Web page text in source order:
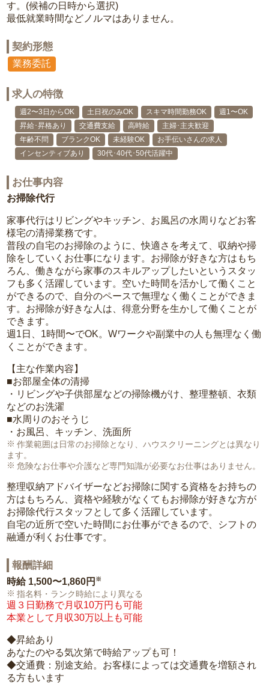
す。(候補の日時から選択)
最低就業時間などノルマはありません。
契約形態
業務委託
求人の特徴
週2〜3日からOK 土日祝のみOK スキマ時間勤務OK
週1〜OK
昇給･昇格あり
交通費支給 高時給
主婦･主夫歓迎
年齢不問
ブランクOK 未経験OK
お手伝いさんの求人
インセンティブあり
30代･40代･50代活躍中
お仕事内容
お掃除代行
家事代行はリビングやキッチン、お風呂の水周りなどお客
様宅の清掃業務です。
普段の自宅のお掃除のように、快適さを考えて、収納や掃
除をしていくお仕事になります。お掃除が好きな方はもち
ろん、働きながら家事のスキルアップしたいというスタッ
フも多く活躍しています。空いた時間を活かして働くこと
ができるので、自分のペースで無理なく働くことができま
す。お掃除が好きな人は、得意分野を生かして働くことが
できます。
週1日、1時間〜でOK。Wワークや副業中の人も無理なく働
くことができます。
【主な作業内容】
■お部屋全体の清掃
・リビングや子供部屋などの掃除機がけ、整理整頓、衣類
などのお洗濯
■水周りのおそうじ
・お風呂、キッチン、洗面所
作業範囲は日常のお掃除となり、ハウスクリーニングとは異なり
ます。
危険なお仕事や介護など専門知識が必要なお仕事はありません。
整理収納アドバイザーなどお掃除に関する資格をお持ちの
方はもちろん、資格や経験がなくてもお掃除が好きな方が
お掃除代行スタッフとして多く活躍しています。
自宅の近所で空いた時間にお仕事ができるので、シフトの
融通が利くお仕事です。
報酬詳細
時給 1,500〜1,860円 ※
指名料・ランク時給により異なる
週３日勤務で月収10万円も可能
本業として月収30万以上も可能
◆昇給あり
あなたのやる気次第で時給アップも可！
◆交通費：別途支給。お客様によっては交通費を増額され
る方もいます